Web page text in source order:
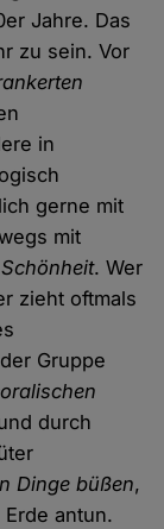
Jahre. Das
zu sein. Vor
in
gerne mit
mit
. Wer
zieht oftmals
Gruppe
durch
Dinge büßen,
antun.